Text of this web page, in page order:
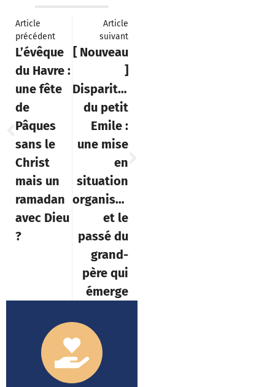
Article
précédent
L’évêque
du Havre :
une fête
de
Pâques
sans le
Christ
mais un
ramadan
avec Dieu
?
Article
suivant
[ Nouveau
]
Disparition
du petit
Emile :
une mise
en
situation
organisée
et le
passé du
grand-
père qui
émerge